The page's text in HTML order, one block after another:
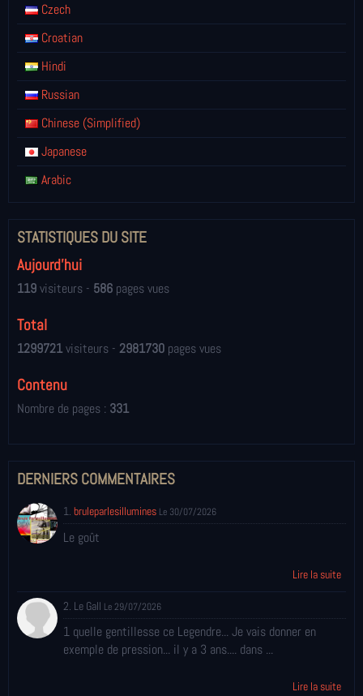
Czech
Croatian
Hindi
Russian
Chinese (Simplified)
Japanese
Arabic
STATISTIQUES DU SITE
Aujourd'hui
119visiteurs - 586 pages vues
Total
1299721visiteurs - 2981730 pages vues
Contenu
Nombre de pages : 331
DERNIERS COMMENTAIRES
1. bruleparlesillumines Le 30/07/2026
Le goût
Lire la suite
2. Le Gall Le 29/07/2026
1 quelle gentillesse ce Legendre... Je vais donner en
exemple de pression... il y a 3 ans.... dans ...
Lire la suite